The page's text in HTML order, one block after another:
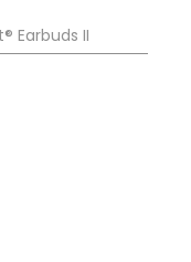
Earbuds II